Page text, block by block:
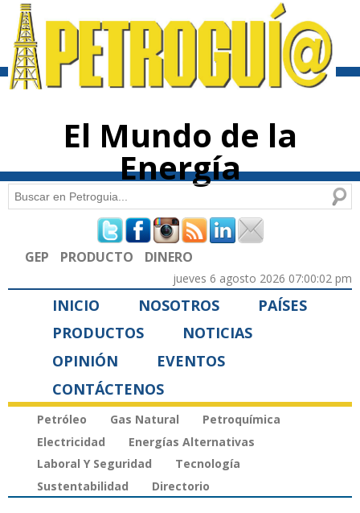
contenido
El Mundo de la
Energía
Formulario de búsqueda
Buscar
GEP PRODUCTO DINERO
jueves 6 agosto 2026 07:00:02 pm
INICIO NOSOTROS
PAÍSES
PRODUCTOS
NOTICIAS
OPINIÓN
EVENTOS
CONTÁCTENOS
Petróleo Gas Natural
Petroquímica
Electricidad
Energías Alternativas
Laboral Y Seguridad
Tecnología
Sustentabilidad
Directorio